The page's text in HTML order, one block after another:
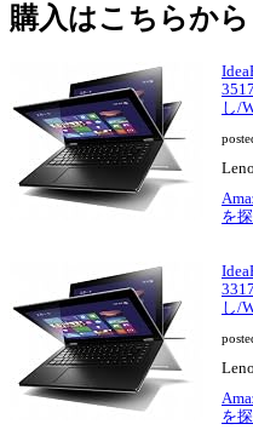
購入はこちらから
し/
を
し/
を